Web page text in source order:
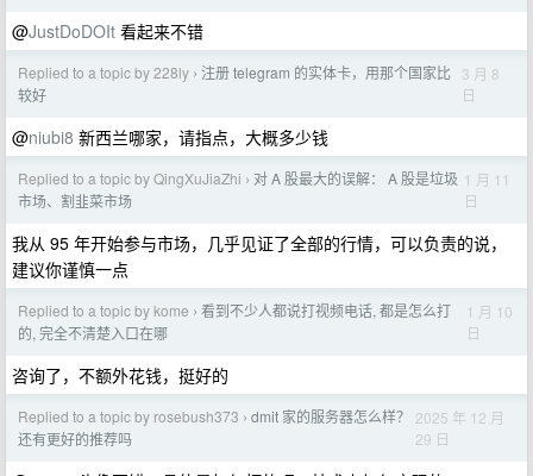
@JustDoDOIt 看起来不错
Replied to a topic by 228ly › 注册 telegram 的实体卡，用那个国家比
较好
3 月 8
日
@niubi8 新西兰哪家，请指点，大概多少钱
Replied to a topic by QingXuJiaZhi › 对 A 股最大的误解： A 股是垃圾
市场、割韭菜市场
1 月 11
日
我从 95 年开始参与市场，几乎见证了全部的行情，可以负责的说，
建议你谨慎一点
Replied to a topic by kome › 看到不少人都说打视频电话, 都是怎么打
的, 完全不清楚入口在哪
1 月 10
日
咨询了，不额外花钱，挺好的
Replied to a topic by rosebush373 › dmit 家的服务器怎么样？
还有更好的推荐吗
2025 年 12 月
29 日